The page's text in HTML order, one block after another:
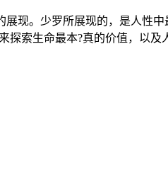
现。少罗所展现的，是人性
探索生命最本?真的价值，以及